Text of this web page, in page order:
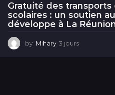
Gratuité des
scolaires : un soutien
développe à La
by Mihary 3 jours